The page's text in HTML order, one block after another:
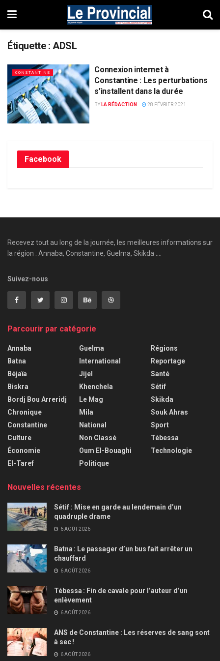
Étiquette :ADSL
CONSTANTINE
Connexion internet à
Constantine : Les perturbations
s’installent dans la durée
BY LA RÉDACTION 28 FÉVRIER 2021
Facebook
Recevez tout au long de la journée, les meilleures informations sur
la région : Annaba, Constantine, Guelma, Skikda ....
Suivez-nous
Parcourir par catégorie
Annaba
Batna
Béjaïa
Biskra
Bordj Bou Arreridj
Chronique
Constantine
Culture
Économie
El-Taref
Guelma
International
Jijel
Khenchela
Le Mag
Mila
National
Non Classé
Oum El-Bouaghi
Politique
Régions
Reportage
Santé
Sétif
Skikda
Souk Ahras
Sport
Tébessa
Technologie
Nouvelles récentes
Sétif : Mise en garde au lendemain d’un
quadruple drame
6 AOÛT 2026
Batna : Le passager d’un bus fait arrêter un
chauffard
6 AOÛT 2026
Tébessa : Fin de cavale pour l’auteur d’un
enlèvement
6 AOÛT 2026
ANS de Constantine : Les réserves de sang sont
à sec !
6 AOÛT 2026